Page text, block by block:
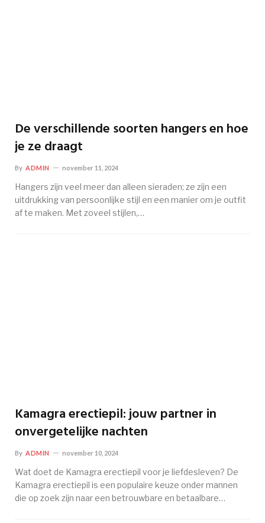
De verschillende soorten hangers en hoe
je ze draagt
By ADMIN november 11, 2024
Hangers zijn veel meer dan alleen sieraden; ze zijn een
uitdrukking van persoonlijke stijl en een manier om je outfit
af te maken. Met zoveel stijlen,…
Kamagra erectiepil: jouw partner in
onvergetelijke nachten
By ADMIN november 10, 2024
Wat doet de Kamagra erectiepil voor je liefdesleven? De
Kamagra erectiepil is een populaire keuze onder mannen
die op zoek zijn naar een betrouwbare en betaalbare…